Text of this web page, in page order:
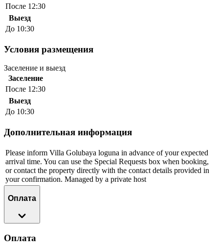
После 12:30
Выезд
До 10:30
Условия размещения
Заселение и выезд
Заселение
После 12:30
Выезд
До 10:30
Дополнительная информация
Please inform Villa Golubaya loguna in advance of your expected
arrival time. You can use the Special Requests box when booking,
or contact the property directly with the contact details provided in
your confirmation. Managed by a private host
Оплата
Оплата